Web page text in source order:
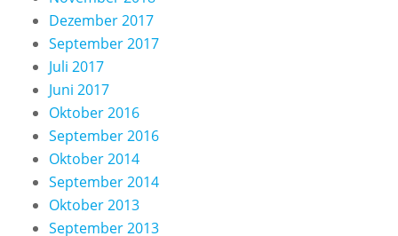
Dezember 2017
September 2017
Juli 2017
Juni 2017
Oktober 2016
September 2016
Oktober 2014
September 2014
Oktober 2013
September 2013